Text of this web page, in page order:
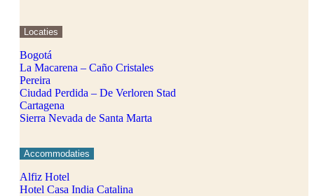
Locaties
Bogotá
La Macarena – Caño Cristales
Pereira
Ciudad Perdida – De Verloren Stad
Cartagena
Sierra Nevada de Santa Marta
Accommodaties
Alfiz Hotel
Hotel Casa India Catalina